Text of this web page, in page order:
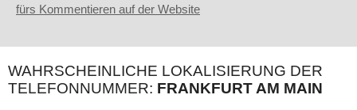
fürs Kommentieren auf der Website
WAHRSCHEINLICHE LOKALISIERUNG DER
TELEFONNUMMER: FRANKFURT AM MAIN